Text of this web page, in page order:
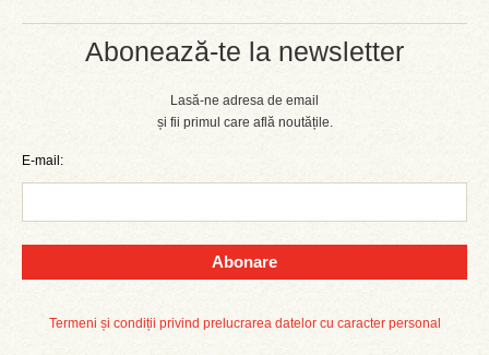
Abonează-te la newsletter
Lasă-ne adresa de email
și fii primul care află noutățile.
E-mail:
Abonare
Termeni și condiții privind prelucrarea datelor cu caracter personal